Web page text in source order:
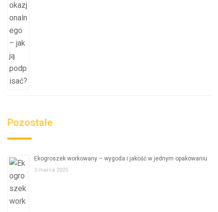
Pozostałe
Ekogroszek workowany – wygoda i jakość w jednym opakowaniu
3 marca 2025